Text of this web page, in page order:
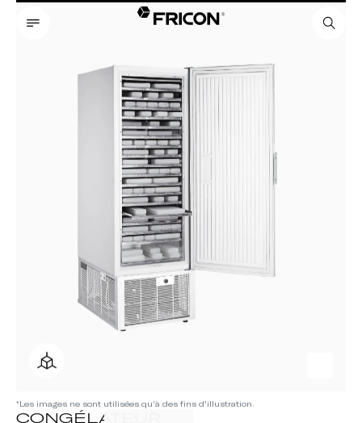
*Les images ne sont utilisées qu'à des fins d'illustration.
CONGÉLATEUR